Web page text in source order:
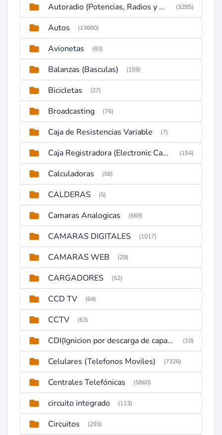
Autoradio (Potencias, Radios y DVD) (3285)
Autos (13680)
Avionetas (83)
Balanzas (Basculas) (159)
Bicicletas (27)
Broadcasting (76)
Caja de Resistencias Variable (7)
Caja Registradora (Electronic Cash Register) (154)
Calculadoras (58)
CALDERAS (5)
Camaras Analogicas (669)
CAMARAS DIGITALES (1017)
CAMARAS WEB (29)
CARGADORES (52)
CCD TV (64)
CCTV (63)
CDI(Ignicion por descarga de capacitor) (10)
Celulares (Telefonos Moviles) (7326)
Centrales Telefónicas (5860)
circuito integrado (113)
Circuitos (293)